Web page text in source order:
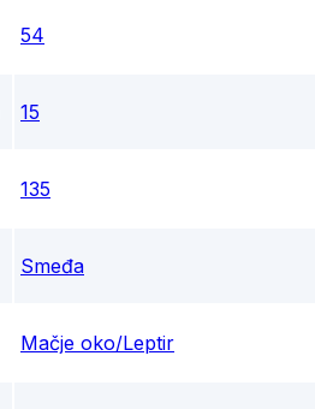
54
15
135
Smeđa
Mačje oko/Leptir